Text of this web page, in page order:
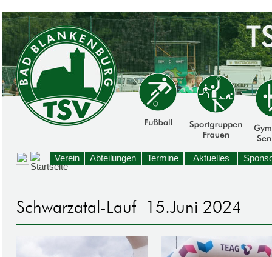
Verein Abteilungen Termine Aktuelles